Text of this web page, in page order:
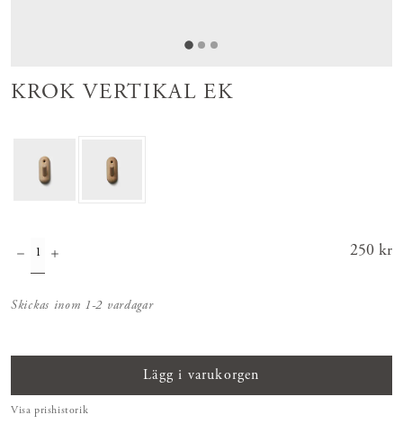
KROK VERTIKAL EK
Pris :
250 kr
Skickas inom 1-2 vardagar
Lägg i varukorgen
Visa prishistorik